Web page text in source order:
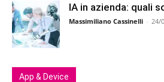
IA in azienda: quali
Massimiliano Cassinelli - 24/
App & Device